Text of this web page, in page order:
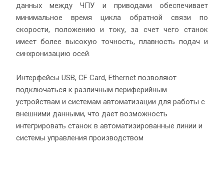
данных между ЧПУ и приводами обеспечивает
минимальное время цикла обратной связи по
скорости, положению и току, за счет чего станок
имеет более высокую точность, плавность подач и
синхронизацию осей.
Интерфейсы USB, CF Card, Ethernet позволяют
подключаться к различным периферийным
устройствам и системам автоматизации для работы с
внешними данными, что дает возможность
интегрировать станок в автоматизированные линии и
системы управления производством